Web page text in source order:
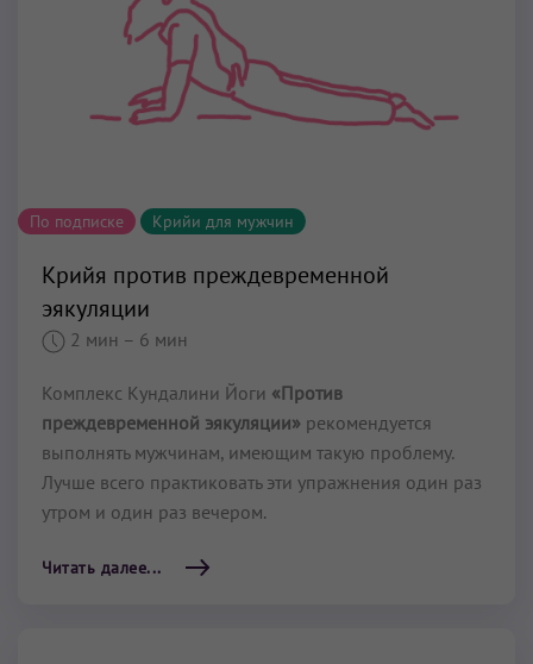
По подписке Крийи для мужчин
Крийя против преждевременной
эякуляции
2 мин – 6 мин
Комплекс Кундалини Йоги «Против
преждевременной эякуляции» рекомендуется
выполнять мужчинам, имеющим такую проблему.
Лучше всего практиковать эти упражнения один раз
утром и один раз вечером.
Читать далее...